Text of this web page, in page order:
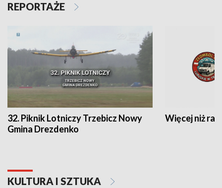
REPORTAŻE
32. Piknik Lotniczy Trzebicz Nowy
Gmina Drezdenko
Więcej niż rajd
KULTURA I SZTUKA